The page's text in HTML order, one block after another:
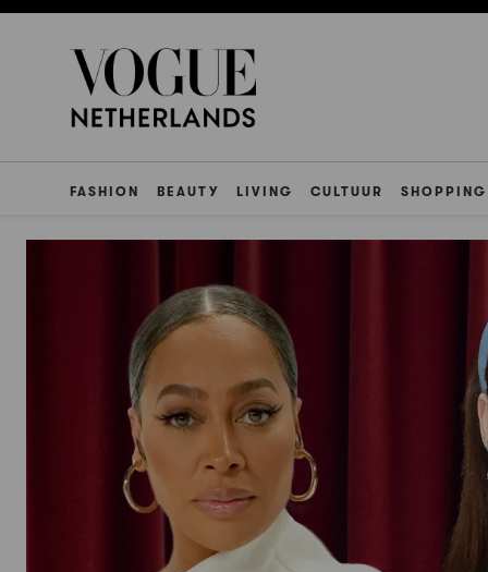
FASHION BEAUTY LIVING CULTUUR SHOPPING